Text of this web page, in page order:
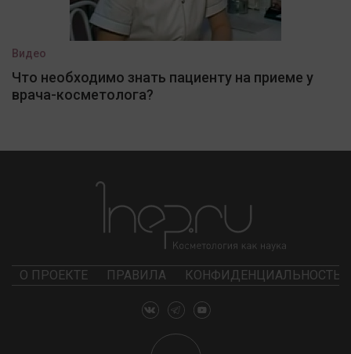
Видео
Что необходимо знать пациенту на приеме у
врача-косметолога?
О ПРОЕКТЕ ПРАВИЛА КОНФИДЕНЦИАЛЬНОСТЬ